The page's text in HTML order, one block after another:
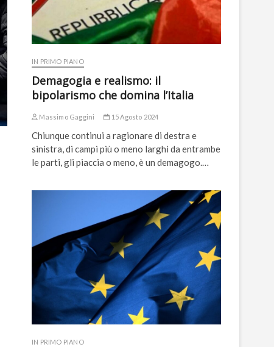
IN PRIMO PIANO
Demagogia e realismo: il
bipolarismo che domina l’Italia
Massimo Gaggini 15 Agosto 2024
Chiunque continui a ragionare di destra e
sinistra, di campi più o meno larghi da entrambe
le parti, gli piaccia o meno, è un demagogo.…
IN PRIMO PIANO